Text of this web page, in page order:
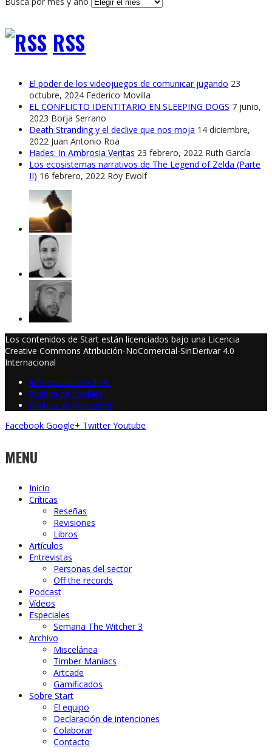
RSS
El poder de los videojuegos de comunicar jugando 23
octubre, 2024 Federico Movilla
EL CONFLICTO IDENTITARIO EN SLEEPING DOGS 7 junio,
2023 Borja Serrano
Death Stranding y el declive que nos moja 14 diciembre,
2022 Juan Antonio Roa
Hades: In Ambrosia Veritas 23 febrero, 2022 Ruth García
Los ecosistemas narrativos de The Legend of Zelda (Parte
II) 16 febrero, 2022 Roy Ewolf
Los contenidos de Start están licenciados bajo una Licencia
Creative Commons Atribución-NoComercial-SinDerivar 4.0
Internacional
Información cookies
Política de cookies
Política de privacidad
Facebook Google+ Twitter Youtube
MENU
Inicio
Críticas
Reseñas
Revisiones
Libros
Artículos
Entrevistas
Personas del sector
Off the records
Podcast
Vídeos
Especiales
Semana The Witcher 3
Archivo
Miscelánea
Timber Maniacs
Artcade
Gamificados
Sobre Start
El equipo
Declaración de intenciones
Colaborar
Contacto